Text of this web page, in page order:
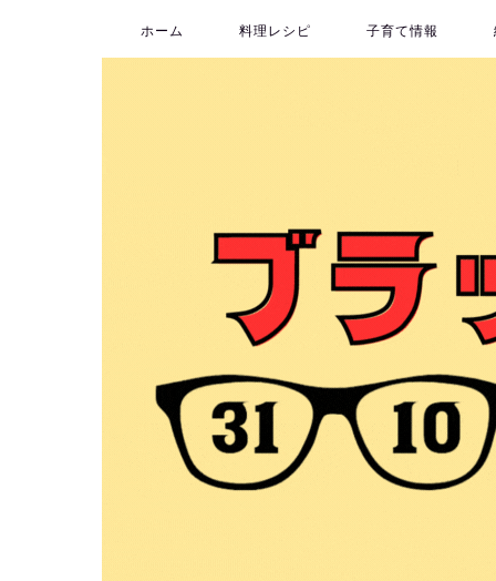
ホーム 料理レシピ 子育て情報